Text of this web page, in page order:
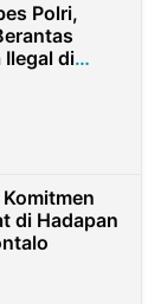
Polri,
Ilegal di
di Hadapan